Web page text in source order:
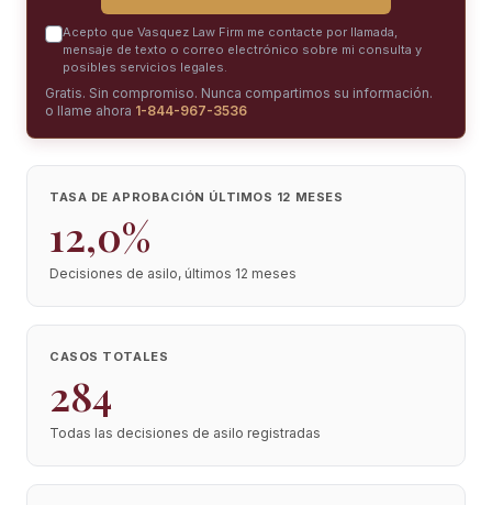
Acepto que Vasquez Law Firm me contacte por llamada,
mensaje de texto o correo electrónico sobre mi consulta y
posibles servicios legales.
Gratis. Sin compromiso. Nunca compartimos su información.
o llame ahora 1-844-967-3536
TASA DE APROBACIÓN ÚLTIMOS 12 MESES
12,0%
Decisiones de asilo, últimos 12 meses
CASOS TOTALES
284
Todas las decisiones de asilo registradas